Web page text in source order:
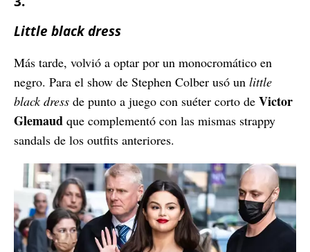
Little black dress
Más tarde, volvió a optar por un monocromático en
negro. Para el show de Stephen Colber usó un little
black dress de punto a juego con suéter corto de Victor
Glemaud que complementó con las mismas strappy
sandals de los outfits anteriores.